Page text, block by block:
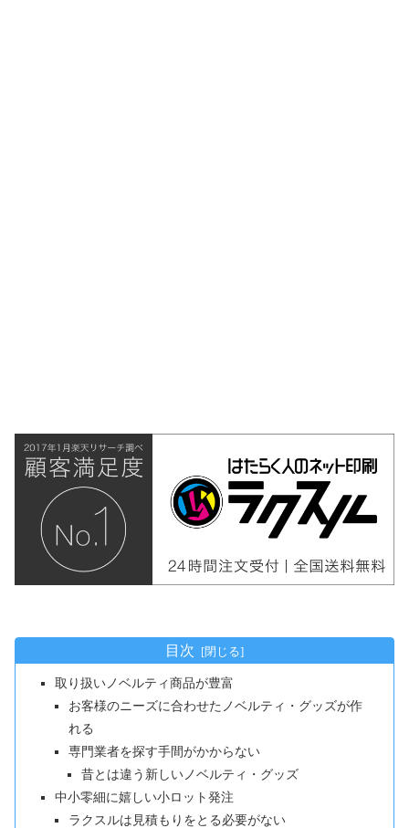
目次
取り扱いノベルティ商品が豊富
お客様のニーズに合わせたノベルティ・グッズが作
れる
専門業者を探す手間がかからない
昔とは違う新しいノベルティ・グッズ
中小零細に嬉しい小ロット発注
ラクスルは見積もりをとる必要がない